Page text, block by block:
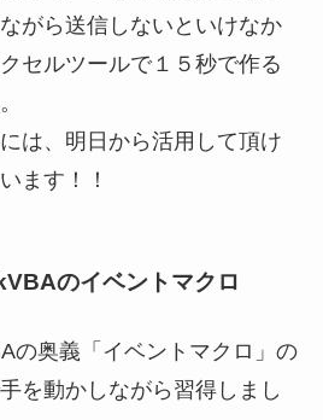
がら送信しないといけなか
セルツールで１５秒で作る
は、明日から活用して頂け
ます！！
のイベントマクロ
の奥義「イベントマクロ」の
を動かしながら習得しまし